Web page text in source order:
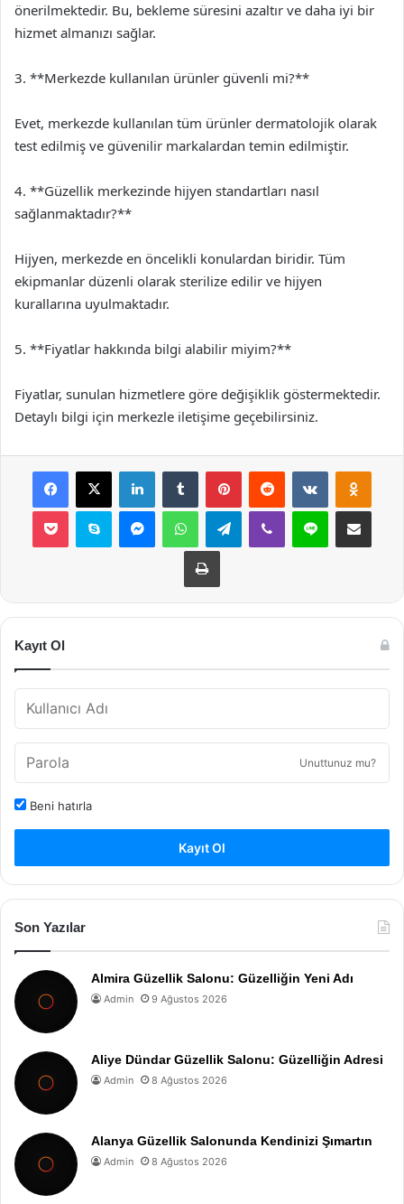
önerilmektedir. Bu, bekleme süresini azaltır ve daha iyi bir
hizmet almanızı sağlar.
3. **Merkezde kullanılan ürünler güvenli mi?**
Evet, merkezde kullanılan tüm ürünler dermatolojik olarak
test edilmiş ve güvenilir markalardan temin edilmiştir.
4. **Güzellik merkezinde hijyen standartları nasıl
sağlanmaktadır?**
Hijyen, merkezde en öncelikli konulardan biridir. Tüm
ekipmanlar düzenli olarak sterilize edilir ve hijyen
kurallarına uyulmaktadır.
5. **Fiyatlar hakkında bilgi alabilir miyim?**
Fiyatlar, sunulan hizmetlere göre değişiklik göstermektedir.
Detaylı bilgi için merkezle iletişime geçebilirsiniz.
Facebook
X LinkedInTumblr PinterestReddit VKontakte
Pocket Skype MessengerWhatsAppTelegramViber Line E-Posta ile
Yazdır
Kayıt Ol
Unuttunuz mu?
Beni hatırla
Kayıt Ol
Son Yazılar
Almira Güzellik Salonu: Güzelliğin Yeni Adı
Admin 9 Ağustos 2026
Aliye Dündar Güzellik Salonu: Güzelliğin Adresi
Admin 8 Ağustos 2026
Alanya Güzellik Salonunda Kendinizi Şımartın
Admin 8 Ağustos 2026